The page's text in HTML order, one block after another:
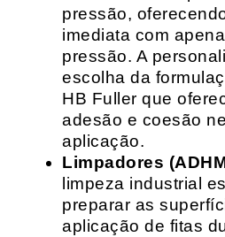
pressão,
imediata com
pressão. A
escolha da
HB Fuller que
adesão e coesão
aplicação.
Limpadores
limpeza industrial
preparar as
aplicação de fitas